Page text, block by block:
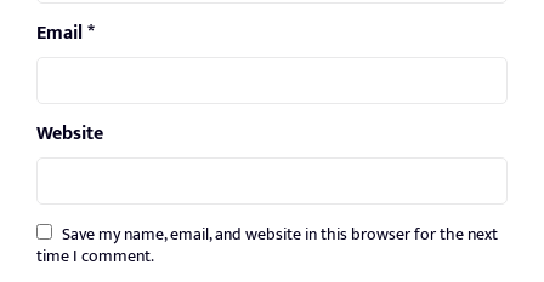
Email*
Website
Save my name, email, and website in this browser for the next
time I comment.